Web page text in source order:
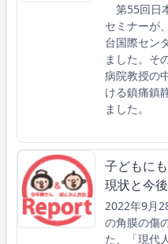
第55回日
セミナーが
台国際セン
ました。そ
病院教授の
ける鎮痛鎮
ました
子どもに
現状と今
2022年9月
の角膜の傷
た、「現代